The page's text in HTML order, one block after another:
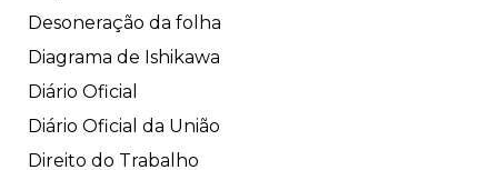
Desoneração da folha
Diagrama de Ishikawa
Diário Oficial
Diário Oficial da União
Direito do Trabalho